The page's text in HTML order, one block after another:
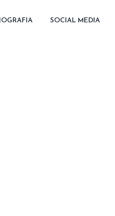
SOCIAL MEDIA